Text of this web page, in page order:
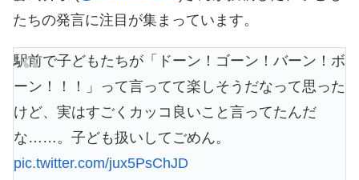
たちの発言に注目が集まっています。
駅前で子どもたちが「ドーン！ゴーン！バーン！ボ
ーン！！！」って言ってて楽しそうだなって思った
けど、実はすごくカッコ良いこと言ってたんだ
な……。子ども扱いしてごめん。
pic.twitter.com/jux5PsChJD